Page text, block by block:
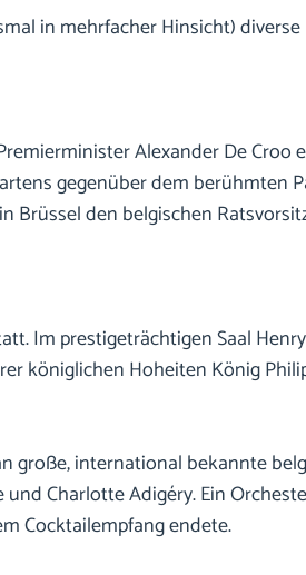
in mehrfacher Hinsicht)
Alexander De
gegenüber dem berühmten
Brüssel den belgischen
Im prestigeträchtigen Saal
königlichen Hoheiten König
große, international bekannte
Charlotte Adigéry. Ein
Cocktailempfang endete.